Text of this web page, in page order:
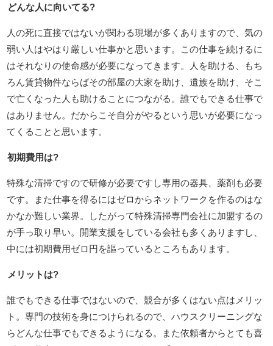
どんな人に向いてる?
人の死に直接ではないが関わる現場が多くありますので、気の
弱い人はやはり厳しい仕事かと思います。この仕事を続けるに
はそれなりの使命感が必要になってきます。人を助ける、もち
ろん賃貸物件ならばその部屋の大家を助け、遺族を助け、そこ
で亡くなった人も助けることにつながる。誰でもできる仕事で
はありません。だからこそ自分がやるという思いが必要になっ
てくることと思います。
初期費用は?
特殊な清掃ですので研修が必要ですし専用の器具、薬剤も必要
です。また仕事を得るにはゼロからネットワークを作るのはな
かなか難しい業界。したがって特殊清掃専門会社に加盟するの
が手っ取り早い。開業支援をしている会社も多くありますし、
中には初期費用ゼロ円を謳っているところもあります。
メリットは?
誰でもできる仕事ではないので、競合が多くはない点はメリッ
ト。専門の技術を身につけられるので、ハウスクリーニングな
らどんな仕事でもできるようになる。また依頼者からとても喜